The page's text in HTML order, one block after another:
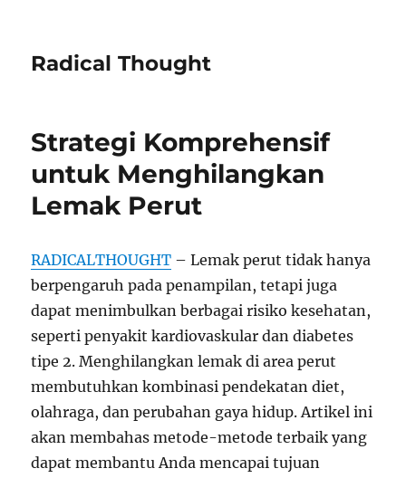
Radical Thought
Strategi Komprehensif
untuk Menghilangkan
Lemak Perut
RADICALTHOUGHT – Lemak perut tidak hanya
berpengaruh pada penampilan, tetapi juga
dapat menimbulkan berbagai risiko kesehatan,
seperti penyakit kardiovaskular dan diabetes
tipe 2. Menghilangkan lemak di area perut
membutuhkan kombinasi pendekatan diet,
olahraga, dan perubahan gaya hidup. Artikel ini
akan membahas metode-metode terbaik yang
dapat membantu Anda mencapai tujuan